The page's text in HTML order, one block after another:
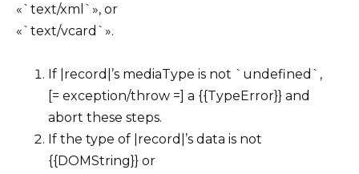
«`text/xml`», or
«`text/vcard`».
If |record|’s mediaType is not `undefined`,
[= exception/throw =] a {{TypeError}} and
abort these steps.
If the type of |record|’s data is not
{{DOMString}} or